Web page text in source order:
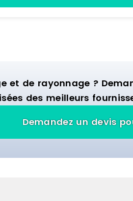
et de rayonnage ?
des meilleurs
Demandez un devis